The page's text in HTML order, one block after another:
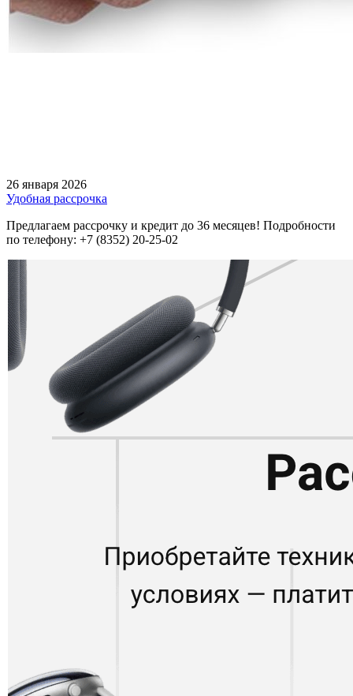
26 января 2026
Удобная рассрочка
Предлагаем рассрочку и кредит до 36 месяцев! Подробности
по телефону: +7 (8352) 20-25-02